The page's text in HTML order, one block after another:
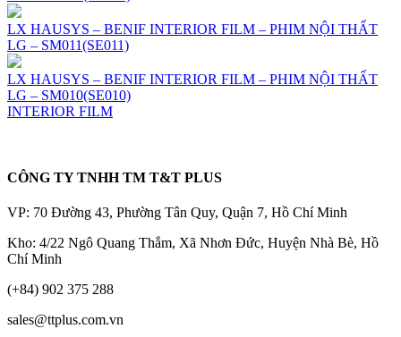
LX HAUSYS – BENIF INTERIOR FILM – PHIM NỘI THẤT
LG – SM011(SE011)
LX HAUSYS – BENIF INTERIOR FILM – PHIM NỘI THẤT
LG – SM010(SE010)
INTERIOR FILM
CÔNG TY TNHH TM T&T PLUS
VP: 70 Đường 43, Phường Tân Quy, Quận 7, Hồ Chí Minh
Kho: 4/22 Ngô Quang Thắm, Xã Nhơn Đức, Huyện Nhà Bè, Hồ
Chí Minh
(+84) 902 375 288
sales@ttplus.com.vn